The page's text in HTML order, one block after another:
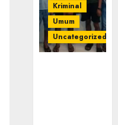
Kriminal
Umum
Uncategorized